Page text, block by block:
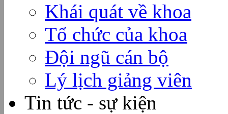
Khái quát về khoa
Tổ chức của khoa
Đội ngũ cán bộ
Lý lịch giảng viên
Tin tức - sự kiện